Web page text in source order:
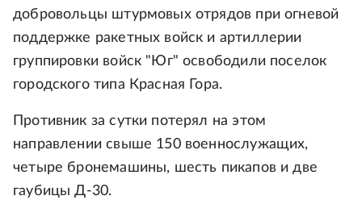
добровольцы штурмовых отрядов при огневой
поддержке ракетных войск и артиллерии
группировки войск "Юг" освободили поселок
городского типа Красная Гора.
Противник за сутки потерял на этом
направлении свыше 150 военнослужащих,
четыре бронемашины, шесть пикапов и две
гаубицы Д-30.